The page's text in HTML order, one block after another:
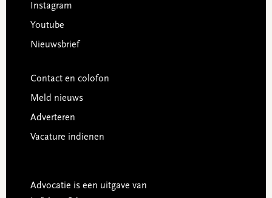
Instagram
Youtube
Nieuwsbrief
Contact en colofon
Meld nieuws
Adverteren
Vacature indienen
Advocatie is een uitgave van